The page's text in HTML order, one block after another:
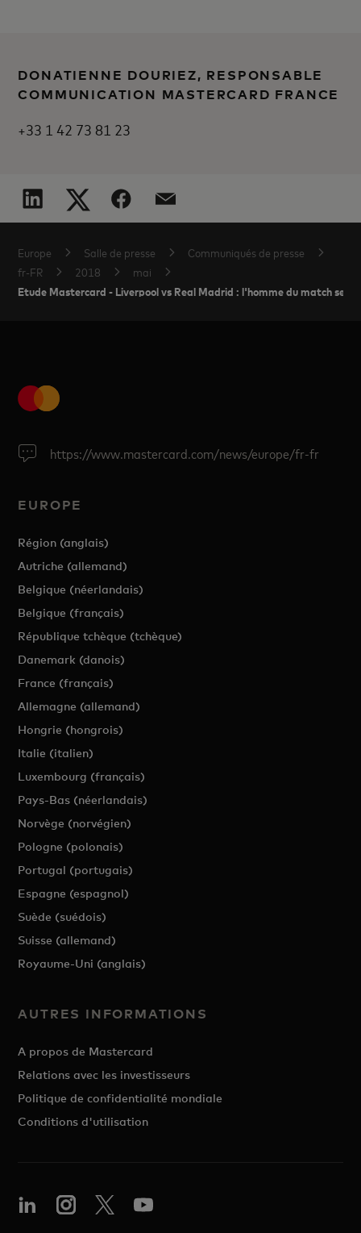
DONATIENNE DOURIEZ, RESPONSABLE
COMMUNICATION MASTERCARD FRANCE
+33 1 42 73 81 23
Europe Salle de presse
Communiqués de presse
fr-FR
2018 mai
Etude Mastercard - Liverpool vs Real Madrid : l'homme du match
https://www.mastercard.com/news/europe/fr-fr
EUROPE
Région (anglais)
Autriche (allemand)
Belgique (néerlandais)
Belgique (français)
République tchèque (tchèque)
Danemark (danois)
France (français)
Allemagne (allemand)
Hongrie (hongrois)
Italie (italien)
Luxembourg (français)
Pays-Bas (néerlandais)
Norvège (norvégien)
Pologne (polonais)
Portugal (portugais)
Espagne (espagnol)
Suède (suédois)
Suisse (allemand)
Royaume-Uni (anglais)
AUTRES INFORMATIONS
A propos de Mastercard
Relations avec les investisseurs
Politique de confidentialité mondiale
Conditions d'utilisation